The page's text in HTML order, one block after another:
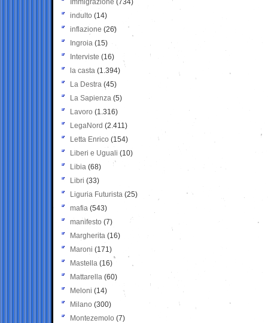
Immigrazione (734)
indulto (14)
inflazione (26)
Ingroia (15)
Interviste (16)
la casta (1.394)
La Destra (45)
La Sapienza (5)
Lavoro (1.316)
LegaNord (2.411)
Letta Enrico (154)
Liberi e Uguali (10)
Libia (68)
Libri (33)
Liguria Futurista (25)
mafia (543)
manifesto (7)
Margherita (16)
Maroni (171)
Mastella (16)
Mattarella (60)
Meloni (14)
Milano (300)
Montezemolo (7)